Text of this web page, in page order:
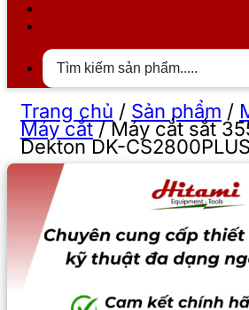
Trang chủ / Sản phẩm /
Máy cắt/Máy cắt sắt
Dekton DK-